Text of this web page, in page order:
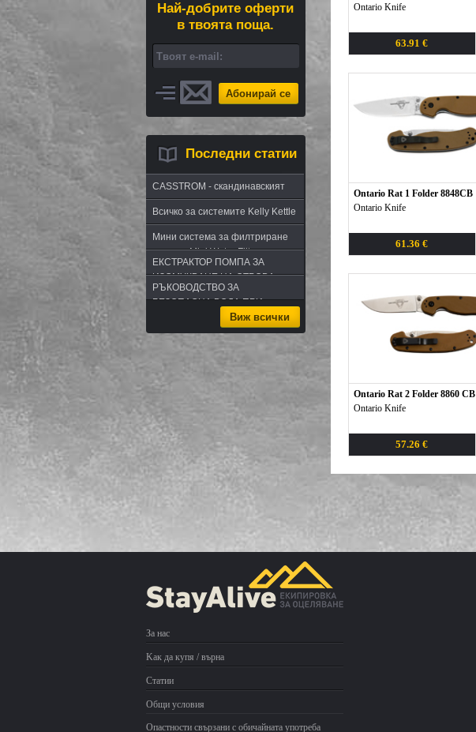
Най-добрите оферти
в твоята поща.
Абонирай се
Последни статии
CASSTROM - скандинавският
път в оцеляването или
бушкрафт по лапландски
Всичко за системите Kelly Kettle
Мини система за филтриране
на вода Mini Water Filter
ЕКСТРАКТОР ПОМПА ЗА
ИЗСМУКВАНЕ НА ОТРОВА -
комплект за извличане на
РЪКОВОДСТВО ЗА
БЕЗОПАСНА ВОДА ПРИ
Виж всички
Ontario Knife
63.91 €
Ontario Rat 1 Folder 8848CB
Ontario Knife
61.36 €
Ontario Rat 2 Folder 8860 CB
Ontario Knife
57.26 €
За нас
Kак да купя / върна
Статии
Общи условия
Опастности свързани с обичайната употреба